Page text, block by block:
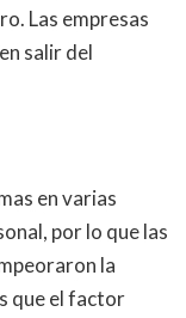
Las empresas
salir del
en varias
por lo que las
la
que el factor